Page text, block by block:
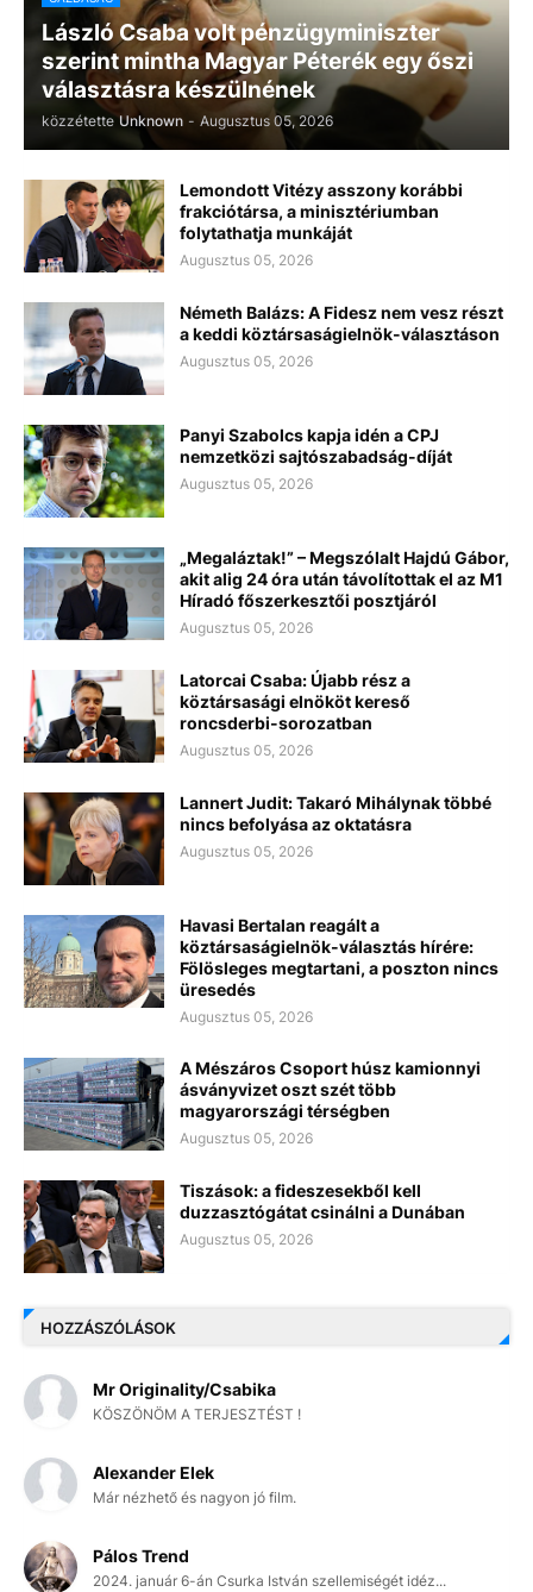
László Csaba volt pénzügyminiszter
szerint mintha Magyar Péterék egy őszi
választásra készülnének
közzétette Unknown - Augusztus 05, 2026
Lemondott Vitézy asszony korábbi
frakciótársa, a minisztériumban
folytathatja munkáját
Augusztus 05, 2026
Németh Balázs: A Fidesz nem vesz részt
a keddi köztársaságielnök-választáson
Augusztus 05, 2026
Panyi Szabolcs kapja idén a CPJ
nemzetközi sajtószabadság-díját
Augusztus 05, 2026
„Megaláztak!” – Megszólalt Hajdú Gábor,
akit alig 24 óra után távolítottak el az M1
Híradó főszerkesztői posztjáról
Augusztus 05, 2026
Latorcai Csaba: Újabb rész a
köztársasági elnököt kereső
roncsderbi-sorozatban
Augusztus 05, 2026
Lannert Judit: Takaró Mihálynak többé
nincs befolyása az oktatásra
Augusztus 05, 2026
Havasi Bertalan reagált a
köztársaságielnök-választás hírére:
Fölösleges megtartani, a poszton nincs
üresedés
Augusztus 05, 2026
A Mészáros Csoport húsz kamionnyi
ásványvizet oszt szét több
magyarországi térségben
Augusztus 05, 2026
Tiszások: a fideszesekből kell
duzzasztógátat csinálni a Dunában
Augusztus 05, 2026
HOZZÁSZÓLÁSOK
Mr Originality/Csabika
KÖSZÖNÖM A TERJESZTÉST !
Alexander Elek
Már nézhető és nagyon jó film.
Pálos Trend
2024. január 6-án Csurka István szellemiségét idéz...